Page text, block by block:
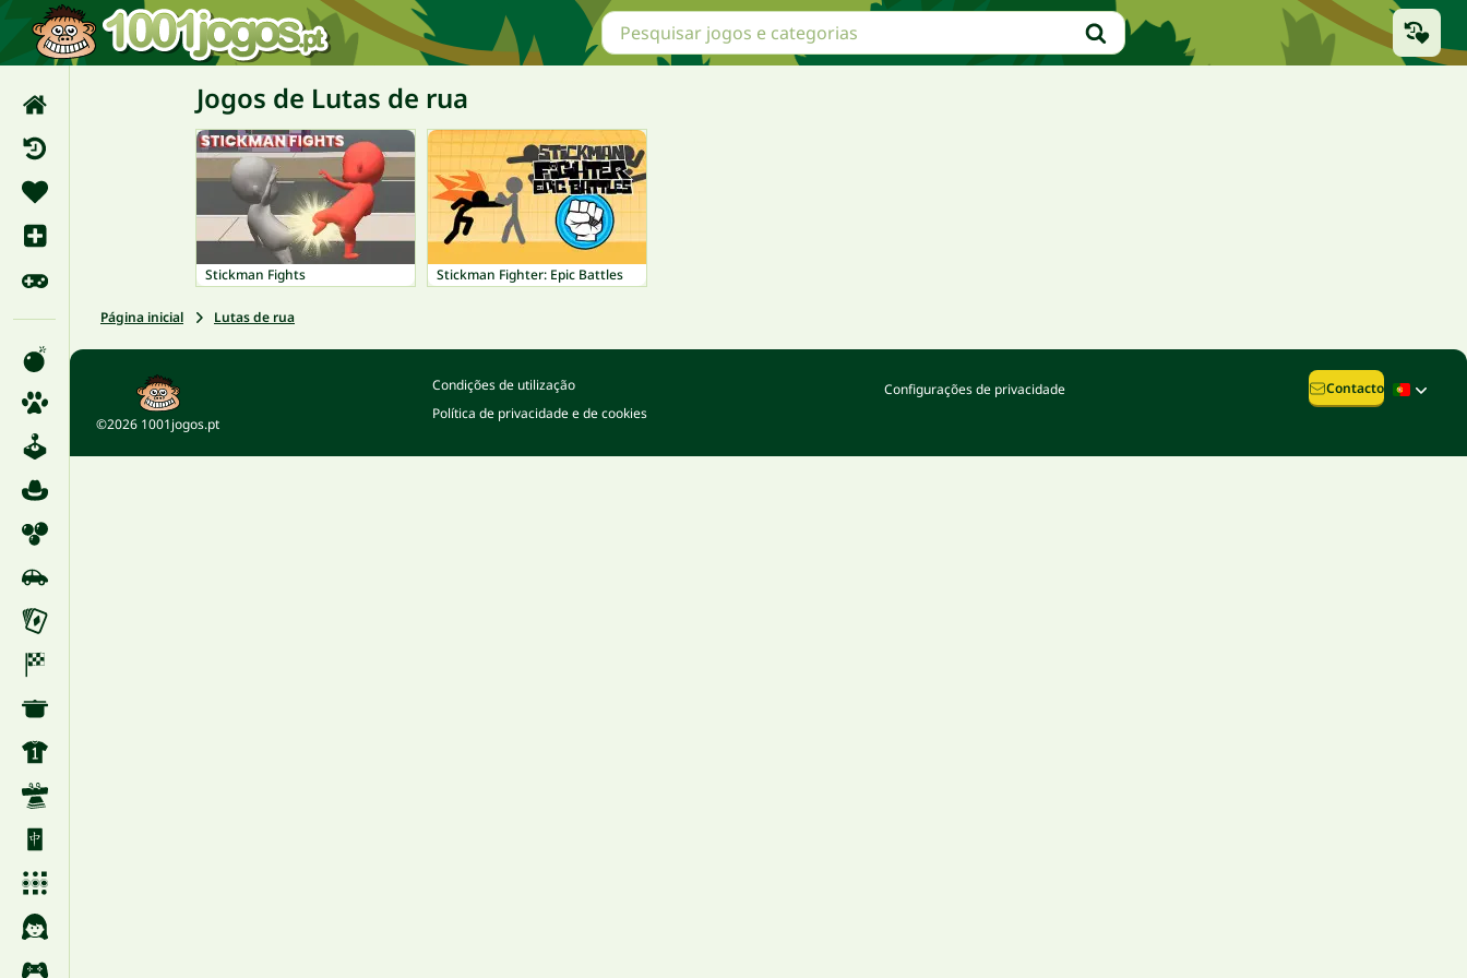
Jogos de Lutas de rua
Stickman Fights Stickman Fighter: Epic Battles
Página inicial Lutas de rua
©2026 1001jogos.pt
Condições de utilização
Política de privacidade e de cookies
Configurações de privacidade Contacto